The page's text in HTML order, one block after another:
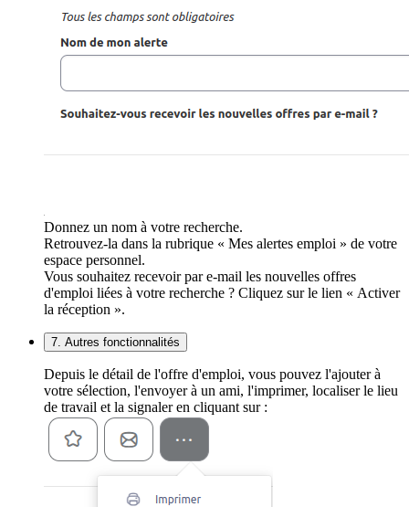
Donnez un nom à votre recherche.
Retrouvez-la dans la rubrique « Mes alertes emploi » de votre
espace personnel.
Vous souhaitez recevoir par e-mail les nouvelles offres
d'emploi liées à votre recherche ? Cliquez sur le lien « Activer
la réception ».
7. Autres fonctionnalités
Depuis le détail de l'offre d'emploi, vous pouvez l'ajouter à
votre sélection, l'envoyer à un ami, l'imprimer, localiser le lieu
de travail et la signaler en cliquant sur :